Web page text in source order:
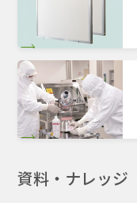
資料・ナレッジ